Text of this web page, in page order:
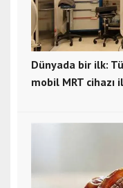
Dünyada bir ilk:
mobil MRT